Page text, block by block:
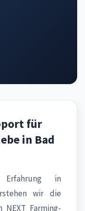
für
in Bad
in
wir die
NEXT Farming-